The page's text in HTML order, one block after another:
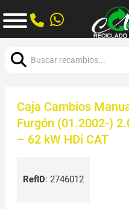
Caja Cambios
Furgón (01.2002-)
– 62 kW HDi CAT
RefID: 2746012